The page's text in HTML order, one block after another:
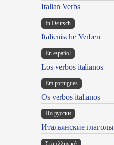
Italian Verbs
In Deutsch
Italienische Verben
En español
Los verbos italianos
Em portugues
Os verbos italianos
По русски
Итальянские глаголы